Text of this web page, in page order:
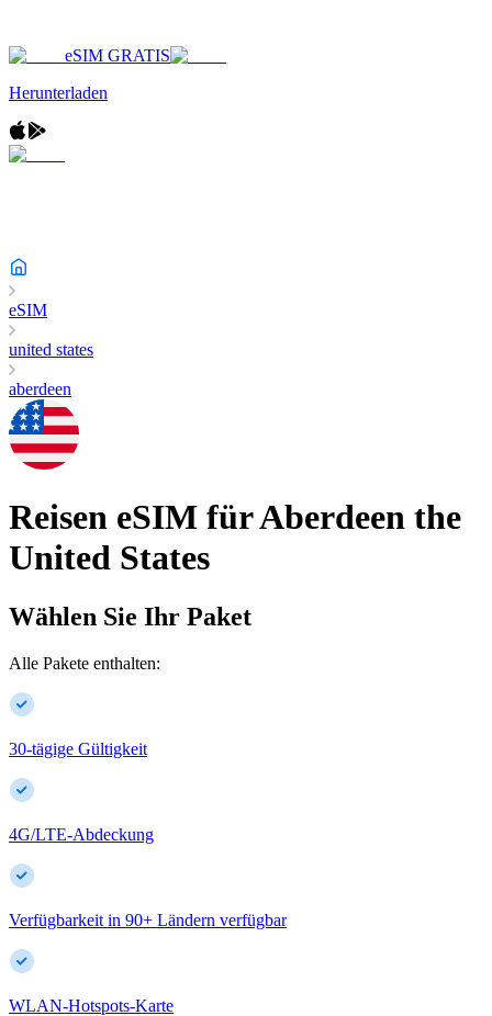
eSIM GRATIS
Herunterladen
eSIM
united states
aberdeen
Reisen eSIM fürAberdeen the
United States
Wählen Sie Ihr Paket
Alle Pakete enthalten:
30-tägige Gültigkeit
4G/LTE-Abdeckung
Verfügbarkeit in 90+ Ländern verfügbar
WLAN-Hotspots-Karte